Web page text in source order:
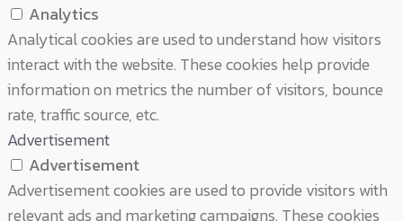
Analytics
Analytical cookies are used to understand how visitors
interact with the website. These cookies help provide
information on metrics the number of visitors, bounce
rate, traffic source, etc.
Advertisement
Advertisement
Advertisement cookies are used to provide visitors with
relevant ads and marketing campaigns. These cookies